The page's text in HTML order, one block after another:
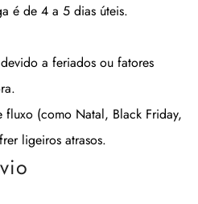
é de 4 a 5 dias úteis.
a feriados ou fatores
fluxo (como Natal, Black Friday,
ligeiros atrasos.